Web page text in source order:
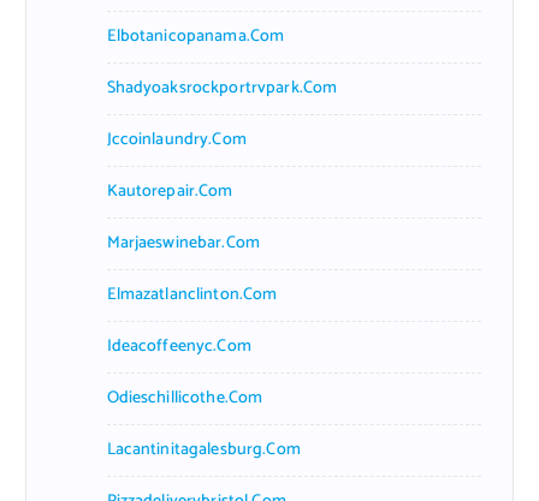
Elbotanicopanama.com
Shadyoaksrockportrvpark.com
Jccoinlaundry.com
Kautorepair.com
Marjaeswinebar.com
Elmazatlanclinton.com
Ideacoffeenyc.com
Odieschillicothe.com
Lacantinitagalesburg.com